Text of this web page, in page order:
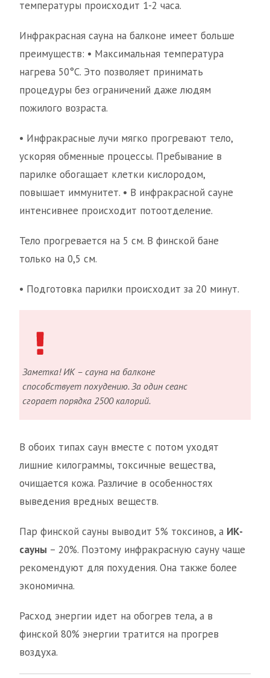
температуры происходит 1-2 часа.
Инфракрасная сауна на балконе имеет больше
преимуществ: • Максимальная температура
нагрева 50°С. Это позволяет принимать
процедуры без ограничений даже людям
пожилого возраста.
• Инфракрасные лучи мягко прогревают тело,
ускоряя обменные процессы. Пребывание в
парилке обогащает клетки кислородом,
повышает иммунитет. • В инфракрасной сауне
интенсивнее происходит потоотделение.
Тело прогревается на 5 см. В финской бане
только на 0,5 см.
• Подготовка парилки происходит за 20 минут.
Заметка! ИК – сауна на балконе
способствует похудению. За один сеанс
сгорает порядка 2500 калорий.
В обоих типах саун вместе с потом уходят
лишние килограммы, токсичные вещества,
очищается кожа. Различие в особенностях
выведения вредных веществ.
Пар финской сауны выводит 5% токсинов, а ИК-
сауны – 20%. Поэтому инфракрасную сауну чаще
рекомендуют для похудения. Она также более
экономична.
Расход энергии идет на обогрев тела, а в
финской 80% энергии тратится на прогрев
воздуха.